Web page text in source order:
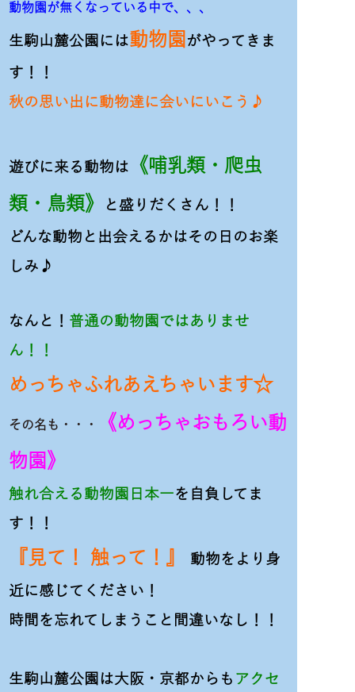
動物園が無くなっている中で、、、
生駒山麓公園には動物園 がやってきま
す！！
秋の思い出に動物達に会いにいこう♪
遊びに来る動物は
《哺乳類・爬虫
類・鳥類》
と盛りだくさん！！
どんな動物と出会えるかはその日のお楽
しみ♪
なんと！ 普通の動物園ではありませ
ん！！
めっちゃふれあえちゃいます☆
その名も・・・
《めっちゃおもろい動
物園》
触れ合える動物園日本一を自負してま
す！！
『見て！ 触って！』 動物をより身
近に感じてください！
時間を忘れてしまうこと間違いなし！！
生駒山麓公園は大阪・京都からも アクセ